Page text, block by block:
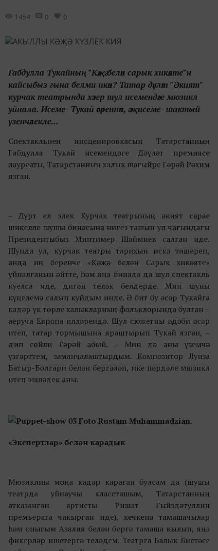
1454 0 0
Габдулла Тукайның "Кәҗә белән сарык хикәяте"н
кайсыбыз гына белми икән? Татар дәүләт "Әкият"
курчак театрында хәзер шул исемендәге мюзикл
уйнала. Исеме- Тукай әсәреннән, ә җисеме- шактый
үзенчәлекле...
Спектакльнең инсценировкасын Татарстанның
Габдулла Тукай исемендәге Дәүләт премиясе
лауреаты, Татарстанның халык шагыйре Гәрәй Рәхим
язган.
‒Дүрт ел элек Курчак театрының әкият сарае
шикелле шушы бинасына нигез ташын ул чагындагы
Президентыбыз Минтимер Шәймиев салган иде.
Шунда ул, курчак театры тарихын искә төшереп,
анда иң беренче «Кәҗә белән Сарык хикәяте»
уйналганын әйтте, һәм яңа бинада да шул спектакль
куелса иде, дигән теләк белдерде. Мин шуны
күңелемә салып куйдым инде. Ә бит бу әсәр Тукайга
кадәр үк төрле халыкларның фольклорында булган –
аеруча Европа илләрендә. Шул сюжетны әдәби әсәр
итеп, татар тормышына яраштырып Тукай язган, ‒
дип сөйли Гәрәй абый. – Мин дә аны үземчә
үзгәрттем, заманчалаштырдым. Композитор Луиза
Батыр-Болгари белән бергәләп, ике пәрдәле мюзикл
итеп эшләдек аны.
«Экспертлар» белән карадык
Мюзиклны моңа кадәр караган булсам да (шушы
театрда уйнаучы классташым, Татарстанның
атказанган артисты Ришат Гыйздәтуллин
премьерага чакырган иде), кечкенә тамашачылар
һәм оныгым Азалия белән бергә тамаша кылып, яңа
фикерләр ишетергә теләдем. Театрга Балык Бистәсе